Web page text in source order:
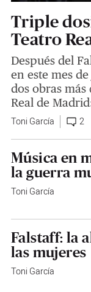
Triple
Teatro
Después del
en este mes
dos obras
Real de
Toni García 2
Música en
la guerra
Toni García
Falstaff: la
las mujeres
Toni García